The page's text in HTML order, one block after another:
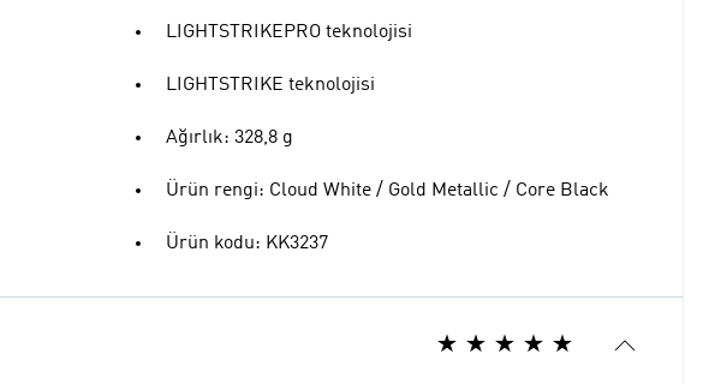
LIGHTSTRIKEPRO teknolojisi
LIGHTSTRIKE teknolojisi
Ağırlık: 328,8 g
Ürün rengi: Cloud White / Gold Metallic / Core Black
Ürün kodu: KK3237